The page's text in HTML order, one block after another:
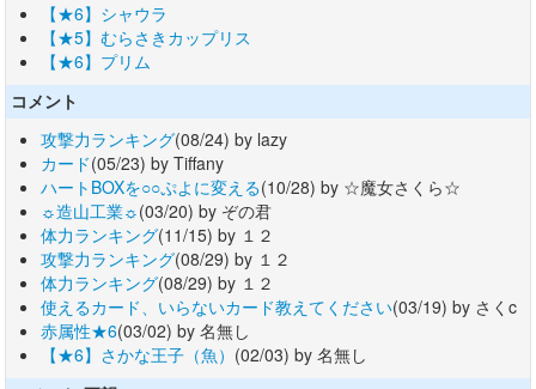
【★6】シャウラ
【★5】むらさきカップリス
【★6】プリム
コメント
攻撃力ランキング(08/24) by lazy
カード(05/23) by Tiffany
ハートBOXを○○ぷよに変える(10/28) by ☆魔女さくら☆
☼造山工業☼(03/20) by ぞの君
体力ランキング(11/15) by １２
攻撃力ランキング(08/29) by １２
体力ランキング(08/29) by １２
使えるカード、いらないカード教えてください(03/19) by さくc
赤属性★6(03/02) by 名無し
【★6】さかな王子（魚） (02/03) by 名無し